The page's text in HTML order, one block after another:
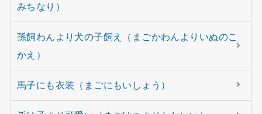
みちなり）
孫飼わんより犬の子飼え（まごかわんよりいぬのこ
かえ）
馬子にも衣装（まごにもいしょう）